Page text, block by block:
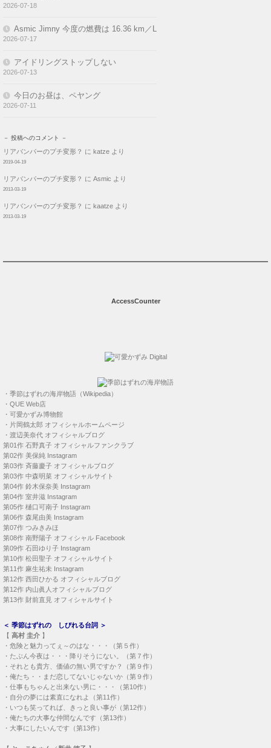
2026-07-18
Asmic Jimny 今度の燃費は 16.36 km／L
2026-07-17
アイドリングストップしない
2026-07-13
今日のお昼は、ペヤング
2026-07-11
－ 投稿へのコメント －
リアバンパーのプチ変形？ に katze より
2019-04-19
リアバンパーのプチ変形？ に Asmic より
2013-03-19
リアバンパーのプチ変形？ に kaatze より
2013-03-19
AccessCounter
・ 季節はずれの海岸物語（Wikipedia）
・ QUE Web店
・ 可愛かずみ博物館
・ 片岡鶴太郎 オフィシャルホームページ
・ 渡辺美奈代 オフィシャルブログ
第01作 石野真子 オフィシャルファンクラブ
第02作 美保純 Instagram
第03作 斉藤慶子 オフィシャルブログ
第03作 中森明菜 オフィシャルサイト
第04作 鈴木保奈美 Instagram
第04作 室井滋 Instagram
第05作 樋口可南子 Instagram
第06作 森尾由美 Instagram
第07作 つみきみほ
第08作 南野陽子 オフィシャル Facebook
第09作 石田ゆり子 Instagram
第10作 松田聖子 オフィシャルサイト
第11作 麻生祐未 Instagram
第12作 西田ひかる オフィシャルブログ
第12作 内山眞人オフィシャルブログ
第13作 財前直見 オフィシャルサイト
＜ 季節はずれの しびれる台詞 ＞
【 高村 圭介 】
・ 危険と魅力ってぇ～のはな・・・（第５作）
・ たぶん今夜は・・・降りそうにない。（第７作）
・ それとも貴方、価値の無い男ですか？（第９作）
・ 俺たち・・まだ恋してないじゃないか（第９作）
・ 仕事もちゃんと出来ない男に・・・（第10作）
・ 自分の夢には素直になれよ（第11作）
・ いつも笑ってれば、きっと良い事が（第12作）
・ 俺たちの大事な仲間なんです（第13作）
・ 大事にしたいんです（第13作）